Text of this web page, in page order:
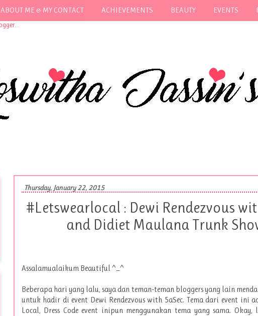
ABOUT ME & MY CONTACT ACHIEVEMENTS BEAUTY EVENTS
Thursday, January 22, 2015
#Letswearlocal : Dewi Rendezvous
and Didiet Maulana Trunk
Assalamualaikum Beautiful ^_^
Beberapa hari yang lalu, saya dan teman-teman bloggers yang lain
untuk hadir di event Dewi Rendezvous with 5aSec. Tema dari event ini
Local, Dress Code event inipun menggunakan tema yang sama. Okay,